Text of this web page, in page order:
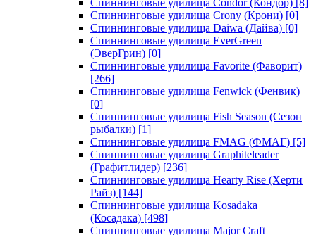
Спиннинговые удилища Condor (Кондор) [8]
Спиннинговые удилища Crony (Крони) [0]
Спиннинговые удилища Daiwa (Дайва) [0]
Спиннинговые удилища EverGreen
(ЭверГрин) [0]
Спиннинговые удилища Favorite (Фаворит)
[266]
Спиннинговые удилища Fenwick (Фенвик)
[0]
Спиннинговые удилища Fish Season (Сезон
рыбалки) [1]
Спиннинговые удилища FMAG (ФМАГ) [5]
Спиннинговые удилища Graphiteleader
(Графитлидер) [236]
Спиннинговые удилища Hearty Rise (Херти
Райз) [144]
Спиннинговые удилища Kosadaka
(Косадака) [498]
Спиннинговые удилища Major Craft